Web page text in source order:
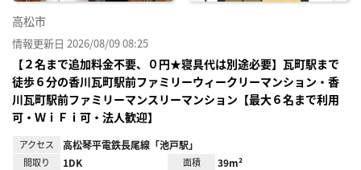
高松市
情報更新日 2026/08/09 08:25
【２名まで追加料金不要、０円★寝具代は別途必要】瓦町駅まで
徒歩６分の香川瓦町駅前ファミリーウィークリーマンション・香
川瓦町駅前ファミリーマンスリーマンション【最大６名まで利用
可・ＷｉＦｉ可・法人歓迎】
アクセス 高松琴平電鉄長尾線「池戸駅」
間取り 1DK 面積 39m²